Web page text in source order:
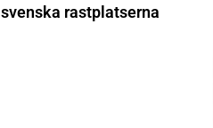
svenska rastplatserna